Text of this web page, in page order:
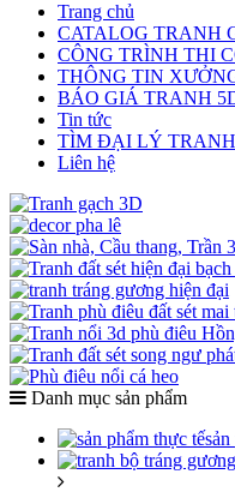
Trang chủ
CATALOG TRANH
CÔNG TRÌNH THI
THÔNG TIN
BÁO GIÁ TRANH
Tin tức
TÌM ĐẠI LÝ
Liên hệ
Danh mục sản phẩm